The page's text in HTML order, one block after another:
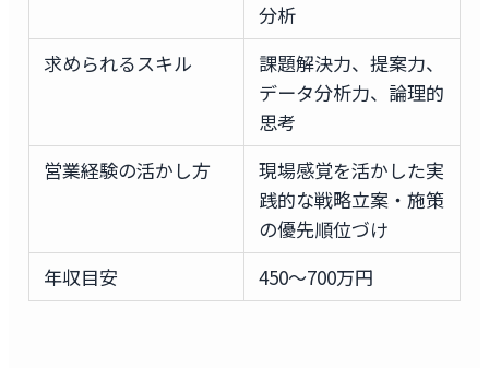
分析
求められるスキル
課題解決力、提案力、
データ分析力、論理的
思考
営業経験の活かし方
現場感覚を活かした実
践的な戦略立案・施策
の優先順位づけ
年収目安
450〜700万円